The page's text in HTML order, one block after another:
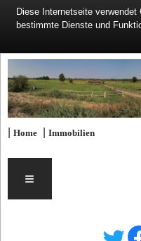
|Home |Immobilien
≡
Diese Internetseite
bestimmte Dienste und